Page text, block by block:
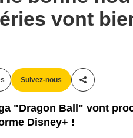
vont
Suivez-nous
Partager cet
"Dragon Ball" vont
Disney+ !